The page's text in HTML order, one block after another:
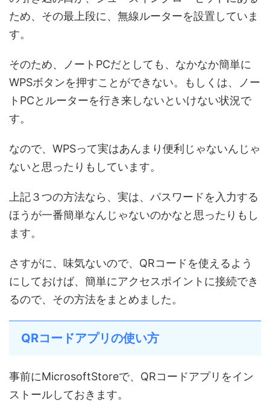
ため、その最上段に、無線ルーターを設置していま
す。
そのため、ノートPCだとしても、なかなか簡単に
WPSボタンを押すことができない。もしくは、ノー
トPCとルーターを行き来しないといけない状況で
す。
なので、WPSって実はあんまり便利じゃないんじゃ
ないと思ったりもしています。
上記３つの方法なら、実は、パスワードを入力する
ほうが一番簡単なんじゃないのかなと思ったりもし
ます。
さすがに、味気ないので、QRコードを使えるよう
にしておけば、簡単にアクセスポイントに接続でき
るので、その方法をまとめました。
QRコードアプリの使い方
事前にMicrosoftStoreで、QRコードアプリをイン
ストールしておきます。